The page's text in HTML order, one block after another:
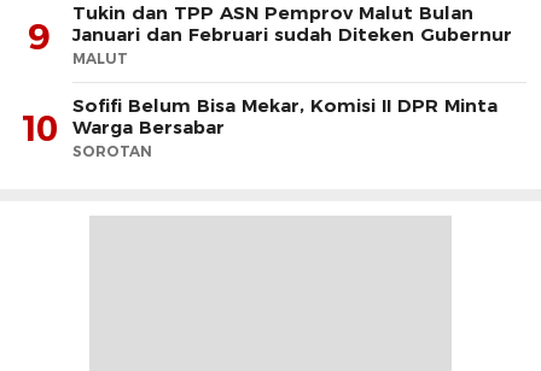
9
Tukin dan TPP ASN Pemprov Malut Bulan
Januari dan Februari sudah Diteken Gubernur
MALUT
10
Sofifi Belum Bisa Mekar, Komisi II DPR Minta
Warga Bersabar
SOROTAN